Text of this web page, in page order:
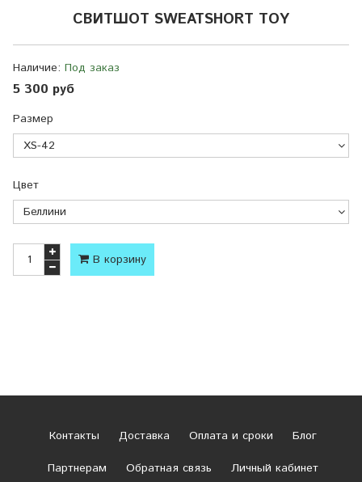
СВИТШОТ SWEATSHORT TOY
Наличие: Под заказ
5 300 руб
Размер
Цвет
В корзину
Контакты Доставка Оплата и сроки
Блог
Партнерам
Обратная связь Личный кабинет